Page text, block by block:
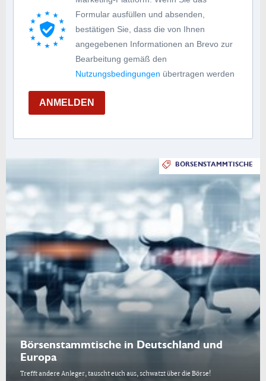
Formular ausfüllen und absenden,
bestätigen Sie, dass die von Ihnen
angegebenen Informationen an Brevo zur
Bearbeitung gemäß den
Nutzungsbedingungen übertragen werden
ANMELDEN
BÖRSENSTAMMTISCHE
Börsenstammtische in Deutschland und
Europa
Trefft andere Anleger, tauscht euch aus, schwatzt über die Börse!